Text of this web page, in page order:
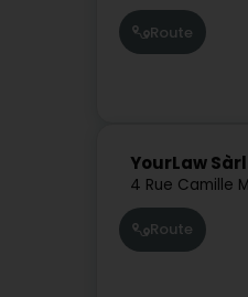
Route
YourLaw Sàrl
4 Rue Camille
Route